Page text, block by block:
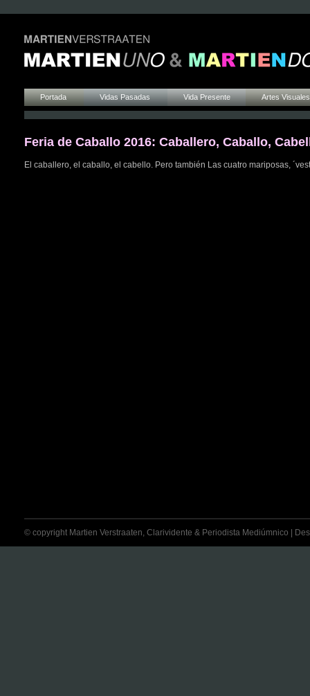
Portada Vidas Pasadas Vida Presente Artes Visuales
Feria de Caballo 2016: Caballero, Caballo,
El caballero, el caballo, el cabello. Pero también Las cuatro mariposas,
© copyright Martien Verstraaten, Clarividente & Periodista Mediúmnico |